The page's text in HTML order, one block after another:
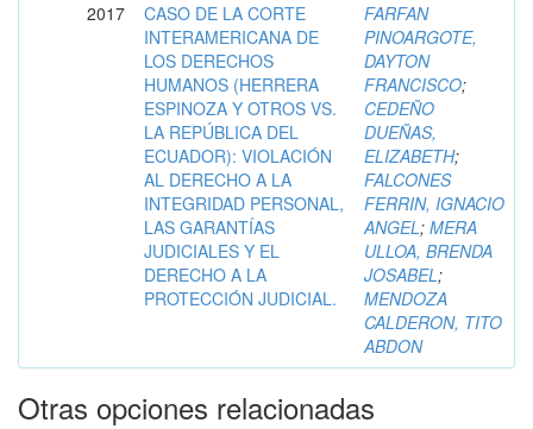
2017
CASO DE LA CORTE
INTERAMERICANA DE
LOS DERECHOS
HUMANOS (HERRERA
ESPINOZA Y OTROS VS.
LA REPÚBLICA DEL
ECUADOR): VIOLACIÓN
AL DERECHO A LA
INTEGRIDAD PERSONAL,
LAS GARANTÍAS
JUDICIALES Y EL
DERECHO A LA
PROTECCIÓN JUDICIAL.
FARFAN
PINOARGOTE,
DAYTON
FRANCISCO;
CEDEÑO
DUEÑAS,
ELIZABETH;
FALCONES
FERRIN, IGNACIO
ANGEL; MERA
ULLOA, BRENDA
JOSABEL;
MENDOZA
CALDERON, TITO
ABDON
Otras opciones relacionadas